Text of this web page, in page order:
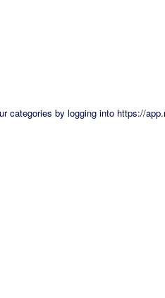
categories by logging into https://